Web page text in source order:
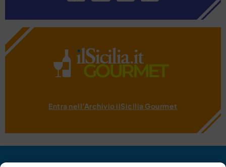
Entra nell'Archivio ilSicilia Gourmet